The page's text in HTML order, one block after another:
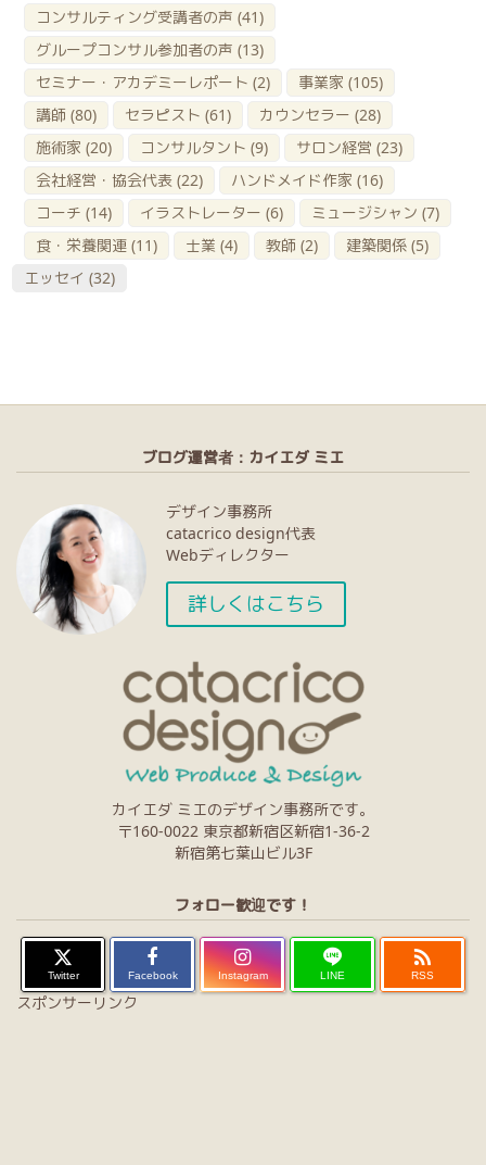
コンサルティング受講者の声 (41)
グループコンサル参加者の声 (13)
セミナー・アカデミーレポート (2) 事業家 (105)
講師 (80) セラピスト (61) カウンセラー (28)
施術家 (20) コンサルタント (9) サロン経営 (23)
会社経営・協会代表 (22) ハンドメイド作家 (16)
コーチ (14) イラストレーター (6) ミュージシャン (7)
食・栄養関連 (11) 士業 (4) 教師 (2) 建築関係 (5)
エッセイ (32)
ブログ運営者：カイエダ ミエ
デザイン事務所
catacrico design代表
Webディレクター
詳しくはこちら
カイエダ ミエのデザイン事務所です。
〒160-0022 東京都新宿区新宿1-36-2
新宿第七葉山ビル3F
フォロー歓迎です！
Twitter Facebook Instagram LINE

RSS
スポンサーリンク